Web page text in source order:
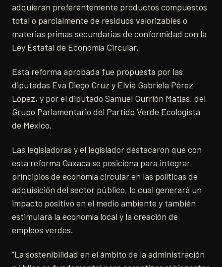
adquieran preferentemente productos compuestos
total o parcialmente de residuos valorizables o
materias primas secundarias de conformidad con la
Ley Estatal de Economía Circular.
Esta reforma aprobada fue propuesta por las
diputadas Eva Diego Cruz y Elvia Gabriela Pérez
López, y por el diputado Samuel Gurrión Matías, del
Grupo Parlamentario del Partido Verde Ecologista
de México.
Las legisladoras y el legislador destacaron que con
esta reforma Oaxaca se posiciona para integrar
principios de economía circular en las políticas de
adquisición del sector público, lo cual generará un
impacto positivo en el medio ambiente y también
estimulará la economía local y la creación de
empleos verdes.
“La sostenibilidad en el ámbito de la administración